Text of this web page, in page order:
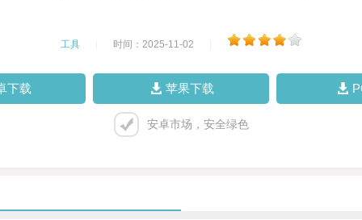
工具 时间：2025-11-02
下载 苹果下载
安卓市场，安全绿色